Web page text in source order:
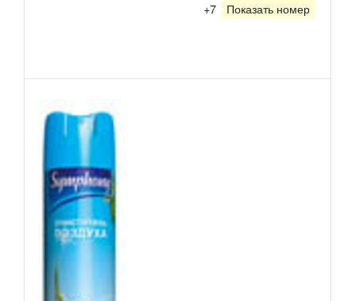
+7 Показать номер